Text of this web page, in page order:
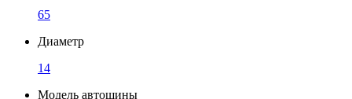
65
Диаметр
14
Модель автошины